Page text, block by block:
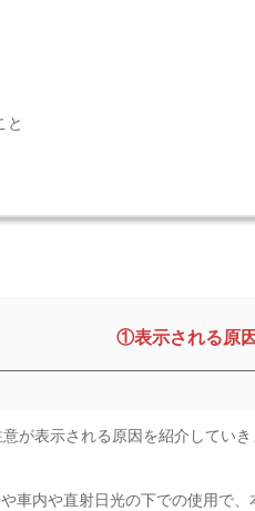
と
①表示される原因
が表示される原因を紹介していき
や車内や直射日光の下での使用で